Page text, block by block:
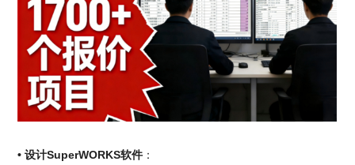
• 设计SuperWORKS软件 ：